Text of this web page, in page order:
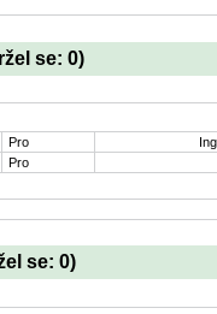
se: 0)
Pro
Pro
se: 0)